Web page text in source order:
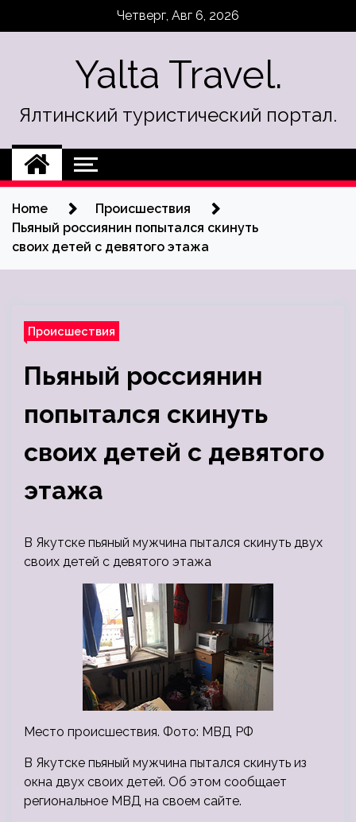
Четверг, Авг 6, 2026
Yalta Travel.
Ялтинский туристический портал.
Home
Происшествия
Пьяный россиянин попытался скинуть
своих детей с девятого этажа
Происшествия
Пьяный россиянин
попытался скинуть
своих детей с девятого
этажа
В Якутске пьяный мужчина пытался скинуть двух
своих детей с девятого этажа
Место происшествия. Фото: МВД РФ
В Якутске пьяный мужчина пытался скинуть из
окна двух своих детей. Об этом сообщает
региональное МВД на своем сайте.